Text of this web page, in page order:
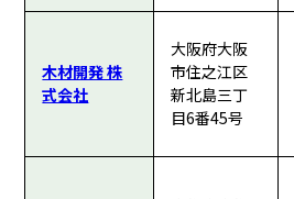
木材開発 株
式会社
大阪府大阪
市住之江区
新北島三丁
目6番45号